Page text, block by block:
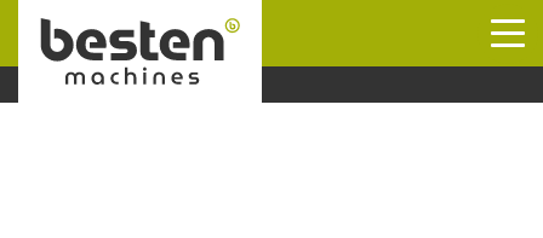
Naar hoofdinhoud